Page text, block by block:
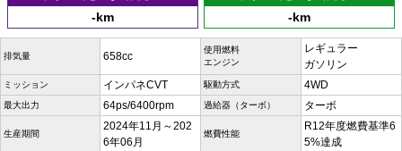
-km -km
排気量 658cc
使用燃料
エンジン
レギュラー
ガソリン
ミッション インパネCVT 駆動方式 4WD
最大出力 64ps/6400rpm 過給器（ターボ） ターボ
生産期間
2024年11月～202
6年06月
燃費性能
R12年度燃費基準6
5%達成